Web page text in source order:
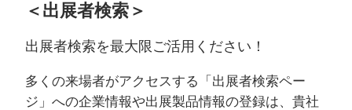
＜出展者検索＞
出展者検索を最大限ご活用ください！
多くの来場者がアクセスする「出展者検索ペー
ジ」への企業情報や出展製品情報の登録は、貴社